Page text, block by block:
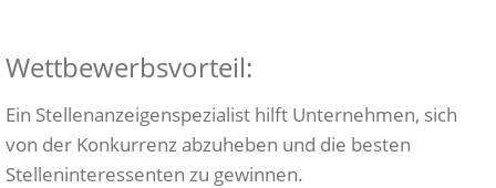
Wettbewerbsvorteil:
Ein Stellenanzeigenspezialist hilft Unternehmen, sich
von der Konkurrenz abzuheben und die besten
Stelleninteressenten zu gewinnen.